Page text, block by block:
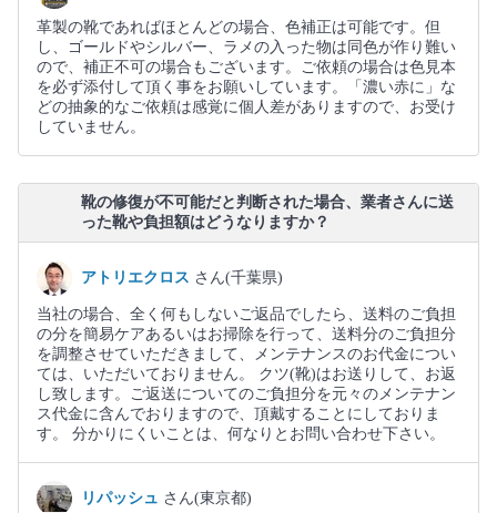
革製の靴であればほとんどの場合、色補正は可能です。但
し、ゴールドやシルバー、ラメの入った物は同色が作り難い
ので、補正不可の場合もございます。ご依頼の場合は色見本
を必ず添付して頂く事をお願いしています。「濃い赤に」な
どの抽象的なご依頼は感覚に個人差がありますので、お受け
していません。
靴の修復が不可能だと判断された場合、業者さんに送
った靴や負担額はどうなりますか？
アトリエクロス さん(千葉県)
当社の場合、全く何もしないご返品でしたら、送料のご負担
の分を簡易ケアあるいはお掃除を行って、送料分のご負担分
を調整させていただきまして、メンテナンスのお代金につい
ては、いただいておりません。 クツ(靴)はお送りして、お返
し致します。ご返送についてのご負担分を元々のメンテナン
ス代金に含んでおりますので、頂戴することにしておりま
す。 分かりにくいことは、何なりとお問い合わせ下さい。
リパッシュ さん(東京都)